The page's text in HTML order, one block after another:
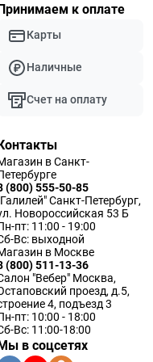
к оплате
Карты
Наличные
Счет на оплату
в Санкт-
(800) 555-50-85
Санкт-Петербург,
Новороссийская 53 Б
пт: 11:00 - 19:00
Вс: выходной
в Москве
(800) 511-13-36
"Вебер" Москва,
проезд, д.5,
4, подъезд 3
пт: 10:00 - 18:00
Вс: 11:00-18:00
в соцсетях